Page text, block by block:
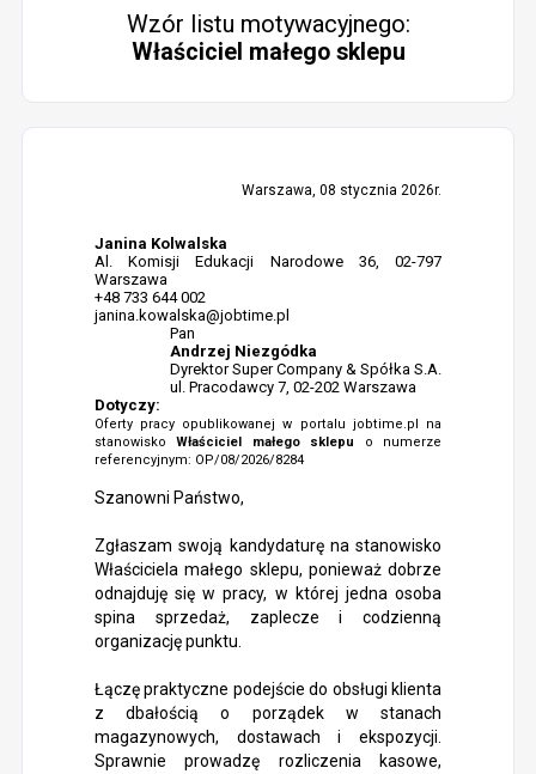
Wzór listu motywacyjnego:
Właściciel małego sklepu
Warszawa, 08 stycznia 2026r.
Janina Kolwalska
Al. Komisji Edukacji Narodowe 36, 02-797
Warszawa
+48 733 644 002
janina.kowalska@jobtime.pl
Pan
Andrzej Niezgódka
Dyrektor Super Company & Spółka S.A.
ul. Pracodawcy 7, 02-202 Warszawa
Dotyczy:
Oferty pracy opublikowanej w portalu jobtime.pl na
stanowiskoWłaściciel małego sklepu o numerze
referencyjnym: OP/08/2026/8284
Szanowni Państwo,
Zgłaszam swoją kandydaturę na stanowisko
Właściciela małego sklepu, ponieważ dobrze
odnajduję się w pracy, w której jedna osoba
spina sprzedaż, zaplecze i codzienną
organizację punktu.
Łączę praktyczne podejście do obsługi klienta
z dbałością o porządek w stanach
magazynowych, dostawach i ekspozycji.
Sprawnie prowadzę rozliczenia kasowe,